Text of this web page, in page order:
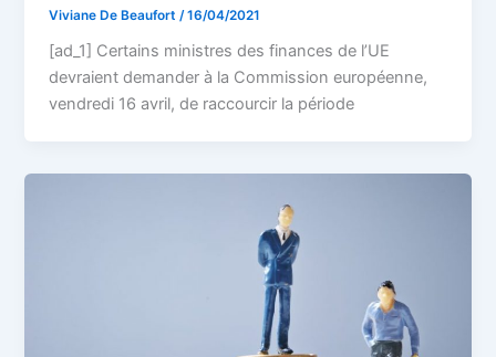
Viviane De Beaufort /16/04/2021
[ad_1] Certains ministres des finances de l’UE
devraient demander à la Commission européenne,
vendredi 16 avril, de raccourcir la période